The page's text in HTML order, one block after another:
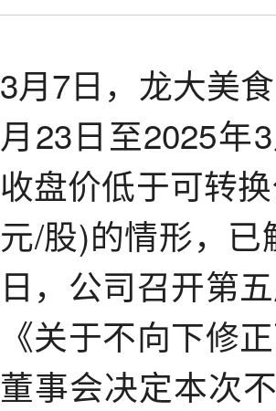
3月7日，龙大美
月23日至2025年
收盘价低于可转
元/股)的情形，
日，公司召开第
《关于不向下修
董事会决定本次